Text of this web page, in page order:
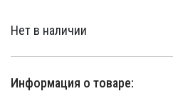
Нет в наличии
Информация о товаре: